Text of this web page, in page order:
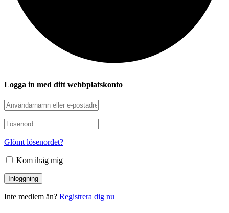
Logga in med ditt webbplatskonto
Glömt lösenordet?
Kom ihåg mig
Inte medlem än? Registrera dig nu